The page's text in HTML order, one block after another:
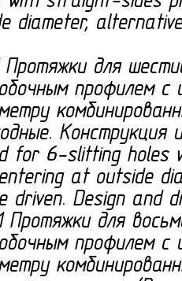
diameter,
для
профилем с
Конструкция
for 6-slitting
at outside
driven. Design and
для
профилем с